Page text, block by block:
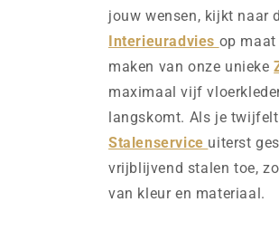
jouw wensen, kijkt naar
Interieuradvies op
maken van onze unieke
maximaal vijf
langskomt. Als je
Stalenservice uiterst
vrijblijvend stalen toe,
van kleur en materiaal.